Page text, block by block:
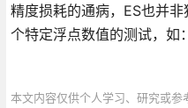
精度损耗的通病，ES也并
个特定浮点数值的测试，如
本文内容仅供个人学习、研究或参